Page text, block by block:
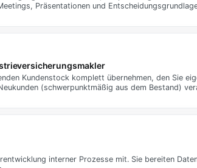
Präsentationen und
Kundenstock komplett übernehmen, den Sie
(schwerpunktmäßig aus dem Bestand)
interner Prozesse mit. Sie bereiten